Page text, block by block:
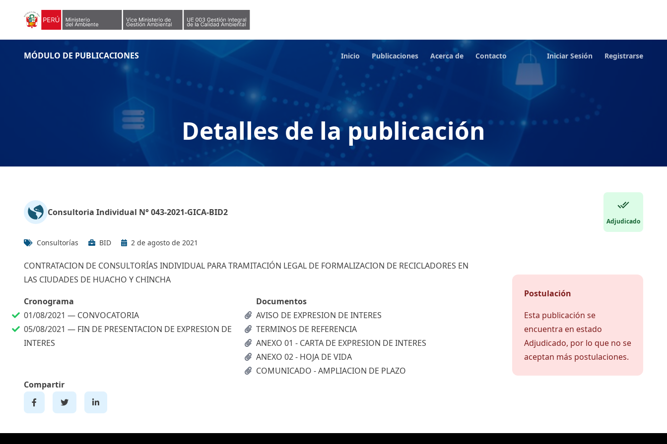
MÓDULO DE PUBLICACIONES Inicio Publicaciones Acerca de Contacto Iniciar Sesión Registrarse
Detalles de la publicación
Consultoria Individual N° 043-2021-GICA-BID2
Adjudicado
Consultorías BID 2 de agosto de 2021
CONTRATACION DE CONSULTORÍAS INDIVIDUAL PARA TRAMITACIÓN LEGAL DE FORMALIZACION DE RECICLADORES EN
LAS CIUDADES DE HUACHO Y CHINCHA
Cronograma
01/08/2021 — CONVOCATORIA
05/08/2021 — FIN DE PRESENTACION DE EXPRESION DE
INTERES
Documentos
AVISO DE EXPRESION DE INTERES
TERMINOS DE REFERENCIA
ANEXO 01 - CARTA DE EXPRESION DE INTERES
ANEXO 02 - HOJA DE VIDA
COMUNICADO - AMPLIACION DE PLAZO
Compartir
Postulación
Esta publicación se
encuentra en estado
Adjudicado, por lo que no se
aceptan más postulaciones.